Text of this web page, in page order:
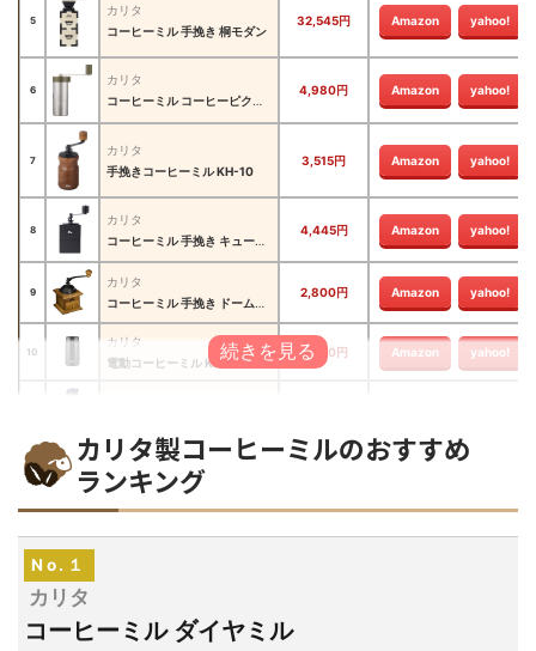
5
カリタ
コーヒーミル 手挽き 桐モダン
32,545円 Amazon yahoo!
6
カリタ
コーヒーミル コーヒーピクニック
4,980円 Amazon yahoo!
7
カリタ
手挽きコーヒーミル KH-10
3,515円 Amazon yahoo!
8
カリタ
コーヒーミル 手挽き キュービックミル
4,445円 Amazon yahoo!
9
カリタ
コーヒーミル 手挽き ドームミル
2,800円 Amazon yahoo!
10
カリタ
電動コーヒーミル KPG-40
2,800円 Amazon yahoo!
カリタ
13
カリタ製コーヒーミルのおすすめ
ランキング
No.１
カリタ
コーヒーミル ダイヤミル